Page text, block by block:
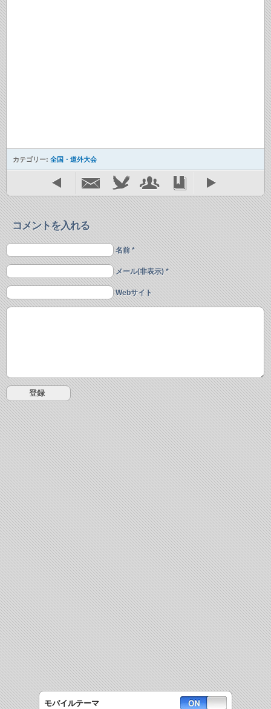
カテゴリー: 全国・道外大会
コメントを入れる
名前 *
メール(非表示) *
Webサイト
モバイルテーマ